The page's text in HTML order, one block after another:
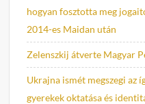
hogyan fosztotta meg
2014-es Maidan után
Zelenszkij átverte Magyar
Ukrajna ismét megszegi az
gyerekek oktatása és